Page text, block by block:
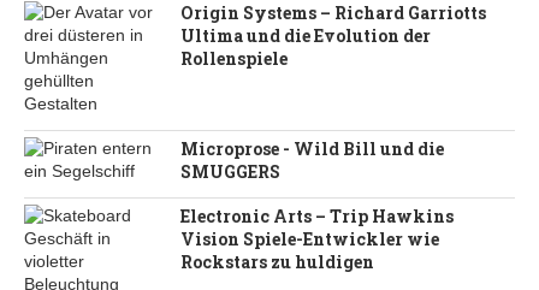
Origin Systems – Richard Garriotts
Ultima und die Evolution der
Rollenspiele
Microprose - Wild Bill und die
SMUGGERS
Electronic Arts – Trip Hawkins
Vision Spiele-Entwickler wie
Rockstars zu huldigen